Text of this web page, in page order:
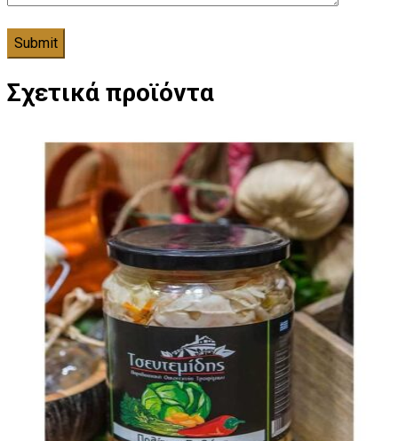
Σχετικά προϊόντα